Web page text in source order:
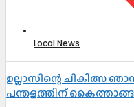
Local News
ഉല്ലാസിന്റെ ചികിത്സ
പന്തളത്തിന്